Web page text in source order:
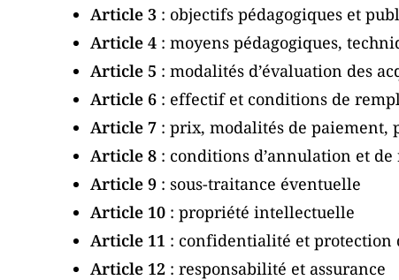
Article 3 : objectifs pédagogiques et
Article 4 : moyens pédagogiques,
Article 5 : modalités d’évaluation des
Article 6 : effectif et conditions de
Article 7 : prix, modalités de paiement,
Article 8 : conditions d’annulation et
Article 9 : sous-traitance éventuelle
Article 10 : propriété intellectuelle
Article 11 : confidentialité et protection
Article 12 : responsabilité et assurance